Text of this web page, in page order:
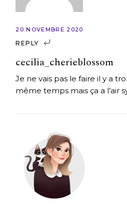
20 NOVEMBRE 2020
REPLY
cecilia_cherieblossom
Je ne vais pas le faire il y a
même temps mais ça a l’air